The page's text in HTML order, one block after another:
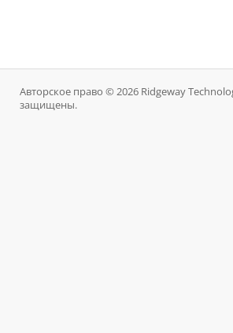
Авторское право © 2026 Ridgeway
защищены.